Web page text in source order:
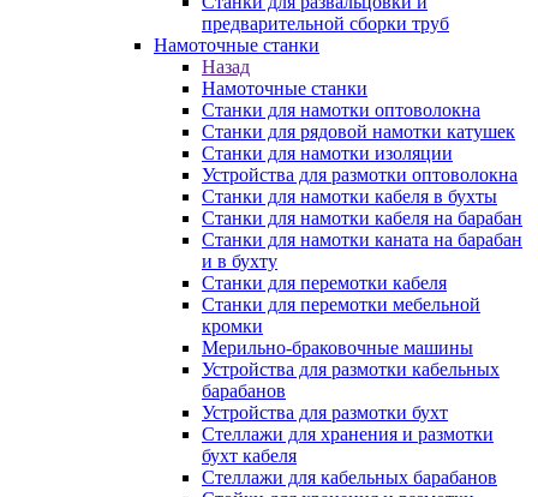
предварительной сборки труб
Намоточные станки
Назад
Намоточные станки
Станки для намотки оптоволокна
Станки для рядовой намотки катушек
Станки для намотки изоляции
Устройства для размотки оптоволокна
Станки для намотки кабеля в бухты
Станки для намотки кабеля на барабан
Станки для намотки каната на барабан
и в бухту
Станки для перемотки кабеля
Станки для перемотки мебельной
кромки
Мерильно-браковочные машины
Устройства для размотки кабельных
барабанов
Устройства для размотки бухт
Стеллажи для хранения и размотки
бухт кабеля
Стеллажи для кабельных барабанов